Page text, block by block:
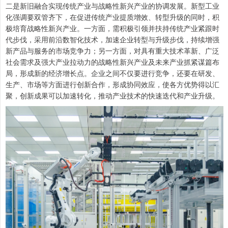
二是新旧融合实现传统产业与战略性新兴产业的协调发展。新型工业
化强调要双管齐下，在促进传统产业提质增效、转型升级的同时，积
极培育战略性新兴产业。一方面，需积极引领并扶持传统产业紧跟时
代步伐，采用前沿数智化技术，加速企业转型与升级步伐，持续增强
新产品与服务的市场竞争力；另一方面，对具有重大技术革新、广泛
社会需求及强大产业拉动力的战略性新兴产业及未来产业抓紧谋篇布
局，形成新的经济增长点。企业之间不仅要进行竞争，还要在研发、
生产、市场等方面进行创新合作，形成协同效应，使各方优势得以汇
聚，创新成果可以加速转化，推动产业技术的快速迭代和产业升级。